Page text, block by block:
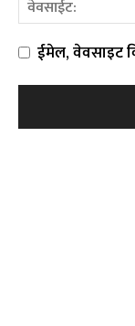
ईमेल, वेवसाइट